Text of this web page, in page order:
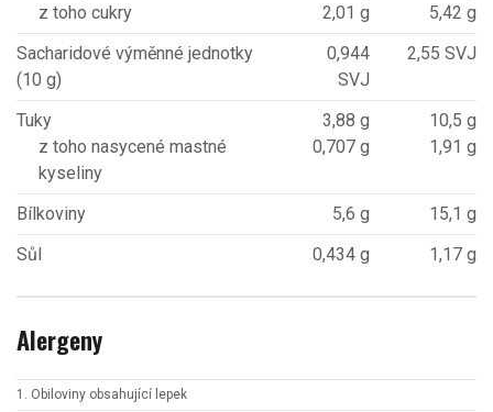
z toho cukry
2,01 g
5,42 g
Sacharidové výměnné jednotky
(10 g)
0,944
SVJ
2,55 SVJ
Tuky
z toho nasycené mastné
kyseliny
3,88 g
0,707 g
10,5 g
1,91 g
Bílkoviny 5,6 g
15,1 g
Sůl
0,434 g 1,17 g
Alergeny
1. Obiloviny obsahující lepek